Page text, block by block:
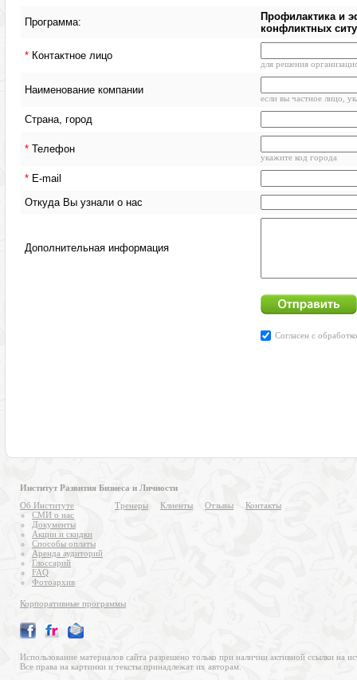
Институт Развития Бизнеса и Личности
Об Институте
СМИ о нас
Документы
Акции и скидки
Способы оплаты
Аренда аудиторий
Глоссарий
FAQ
Фотоархив
Тренеры Клиенты Отзывы Контакты
Корпоративные программы
Использование материалов сайта разрешено только при наличии активной ссылки на
Все права на картинки и тексты принадлежат их авторам.